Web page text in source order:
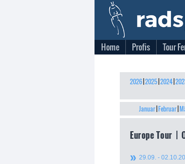
Home Profis Tour
2026| 2025| 2024|
Januar Februar
Europe Tour |
29.09. -